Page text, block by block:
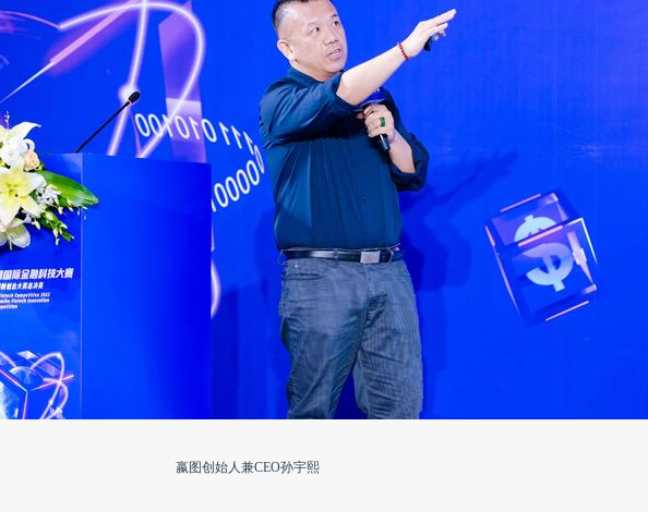
嬴图创始人兼CEO孙宇熙